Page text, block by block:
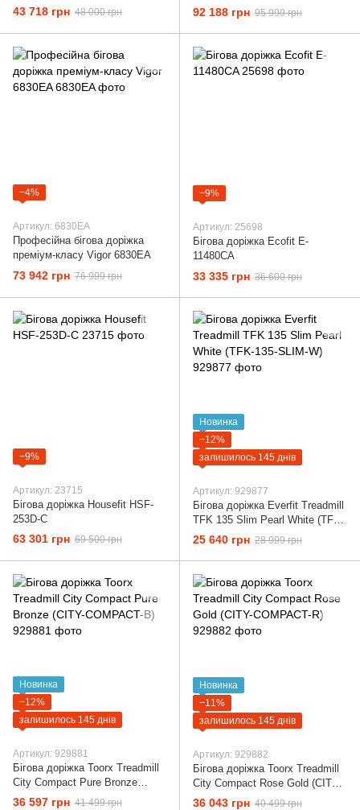
43 718 грн 48 000 грн 92 188 грн 95 999 грн
−4%
Артикул: 6830EA
Професійна бігова доріжка
преміум-класу Vigor 6830EA
73 942 грн 76 999 грн
−9%
Артикул: 25698
Бігова доріжка Ecofit E-
11480CA
33 335 грн 36 600 грн
−9%
Артикул: 23715
Бігова доріжка Housefit HSF-
253D-C
63 301 грн 69 500 грн
Новинка
−12%
залишилось 145 днів
Артикул: 929877
Бігова доріжка Everfit Treadmill
TFK 135 Slim Pearl White (TFK-
135-SLIM-W)
25 640 грн 28 999 грн
Новинка
−12%
залишилось 145 днів
Артикул: 929881
Бігова доріжка Toorx Treadmill
City Compact Pure Bronze
(CITY-COMPACT-B)
36 597 грн 41 499 грн
Новинка
−11%
залишилось 145 днів
Артикул: 929882
Бігова доріжка Toorx Treadmill
City Compact Rose Gold (CITY-
COMPACT-R)
36 043 грн 40 499 грн